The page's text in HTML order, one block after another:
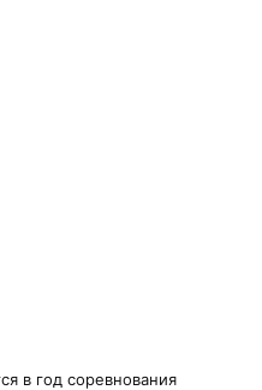
в год соревнования